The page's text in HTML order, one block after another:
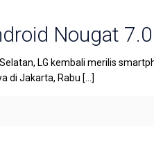
Nougat
LG kembali merilis
di Jakarta, Rabu […]